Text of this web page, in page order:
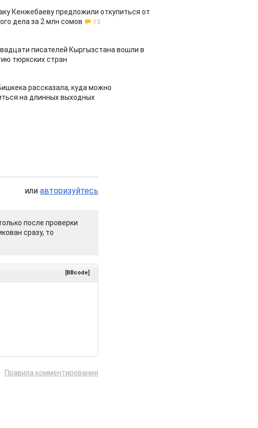
Кенжебаеву предложили откупиться от
дела за 2 млн сомов
13
писателей Кыргызстана вошли в
тюркских стран
рассказала, куда можно
на длинных выходных
или авторизуйтесь
после проверки
сразу, то
[BBcode]
Правила комментирования